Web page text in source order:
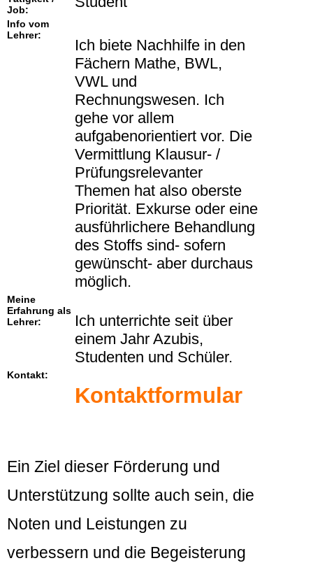
Job:
Info vom
Lehrer:
Ich biete Nachhilfe in den
Fächern Mathe, BWL,
VWL und
Rechnungswesen. Ich
gehe vor allem
aufgabenorientiert vor. Die
Vermittlung Klausur- /
Prüfungsrelevanter
Themen hat also oberste
Priorität. Exkurse oder eine
ausführlichere Behandlung
des Stoffs sind- sofern
gewünscht- aber durchaus
möglich.
Meine
Erfahrung als
Lehrer:
Ich unterrichte seit über
einem Jahr Azubis,
Studenten und Schüler.
Kontakt:
Kontaktformular
Ein Ziel dieser Förderung und
Unterstützung sollte auch sein, die
Noten und Leistungen zu
verbessern und die Begeisterung